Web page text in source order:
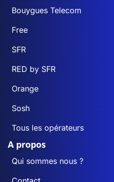
Bouygues Telecom
Free
SFR
RED by SFR
Orange
Sosh
Tous les opérateurs
A propos
Qui sommes nous ?